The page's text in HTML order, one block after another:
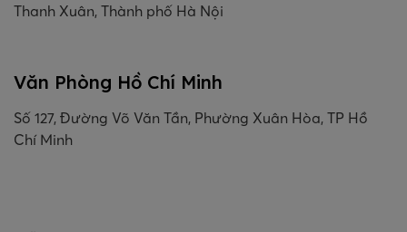
Thanh Xuân, Thành phố Hà Nội
Văn Phòng Hồ Chí Minh
Số 127, Đường Võ Văn Tần, Phường Xuân Hòa, TP Hồ
Chí Minh